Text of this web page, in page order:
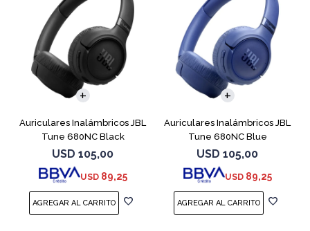
Auriculares Inalámbricos JBL
Tune 680NC Black
USD 105,00
USD 89,25
Auriculares Inalámbricos JBL
Tune 680NC Blue
USD 105,00
USD 89,25